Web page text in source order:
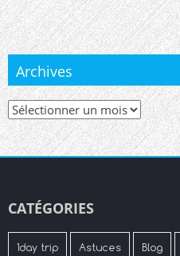
Archives
Archives
CATÉGORIES
1day trip Astuces Blog